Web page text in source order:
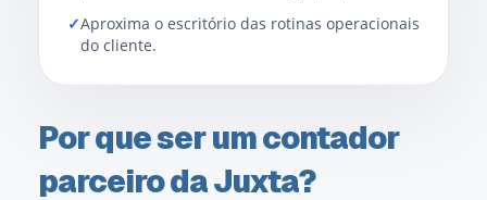
✓Aproxima o escritório das rotinas operacionais
do cliente.
Por que ser um contador
parceiro da Juxta?